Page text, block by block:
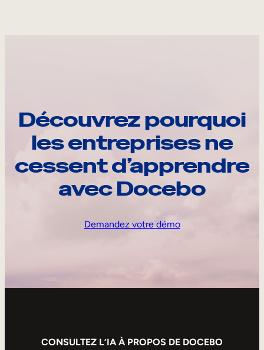
Découvrez pourquoi
les entreprises ne
cessent d’apprendre
avec Docebo
Demandez votre démo
CONSULTEZ L’IA À PROPOS DE DOCEBO